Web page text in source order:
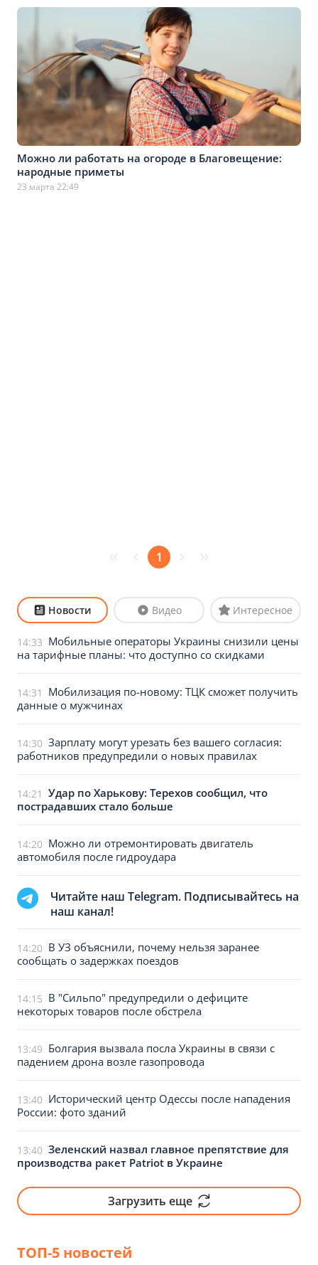
Можно ли работать на огороде в Благовещение:
народные приметы
23 марта 22:49
1
Новости Видео Интересное
14:33 Мобильные операторы Украины снизили цены
на тарифные планы: что доступно со скидками
14:31
Мобилизация по-новому: ТЦК сможет получить
данные о мужчинах
14:30 Зарплату могут урезать без вашего согласия:
работников предупредили о новых правилах
14:21 Удар по Харькову: Терехов сообщил, что
пострадавших стало больше
14:20 Можно ли отремонтировать двигатель
автомобиля после гидроудара
Читайте наш Telegram. Подписывайтесь на
наш канал!
14:20 В УЗ объяснили, почему нельзя заранее
сообщать о задержках поездов
14:15 В "Сильпо" предупредили о дефиците
некоторых товаров после обстрела
13:49 Болгария вызвала посла Украины в связи с
падением дрона возле газопровода
13:40 Исторический центр Одессы после нападения
России: фото зданий
13:40 Зеленский назвал главное препятствие для
производства ракет Patriot в Украине
Загрузить еще
ТОП-5 новостей